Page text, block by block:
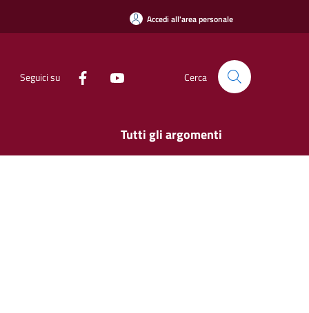
Accedi all'area personale
Seguici su Cerca
Tutti gli argomenti